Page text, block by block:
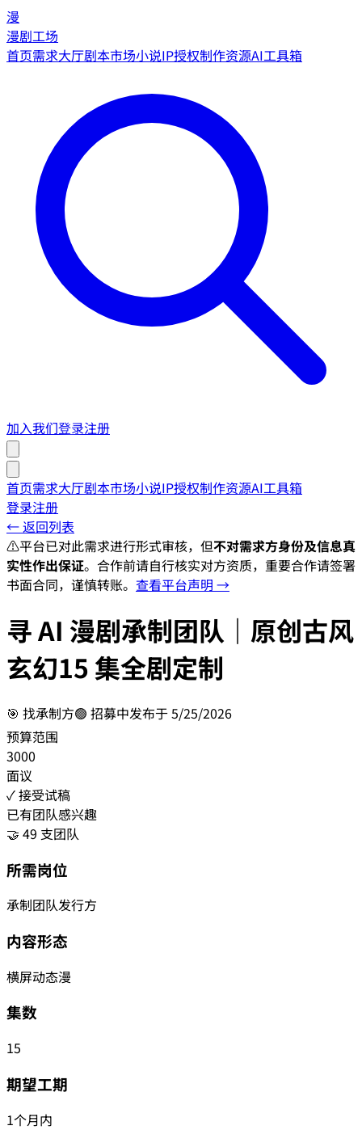
漫
漫剧工场
首页需求大厅剧本市场小说IP授权制作资源AI工具箱
加入我们登录注册
首页需求大厅剧本市场小说IP授权制作资源AI工具箱
登录注册
← 返回列表
⚠️平台已对此需求进行形式审核，但不对需求方身份及信息真
实性作出保证。合作前请自行核实对方资质，重要合作请签署
书面合同，谨慎转账。 查看平台声明 →
寻 AI 漫剧承制团队｜原创古风
玄幻15 集全剧定制
🎯 找承制方🟢 招募中发布于5/25/2026
预算范围
3000
面议
✓ 接受试稿
已有团队感兴趣
🤝 49 支团队
所需岗位
承制团队发行方
内容形态
横屏动态漫
集数
15
期望工期
1个月内